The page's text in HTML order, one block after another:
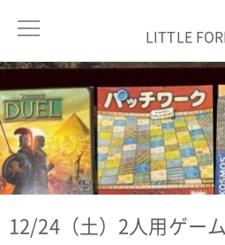
LITTLE
12/24（土）2人用ゲー